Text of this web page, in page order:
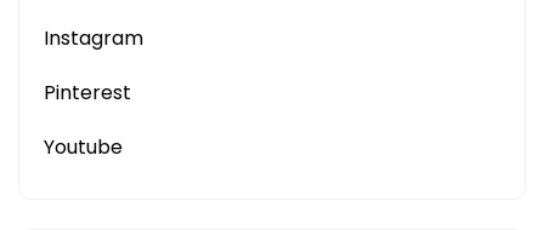
Instagram
Pinterest
Youtube